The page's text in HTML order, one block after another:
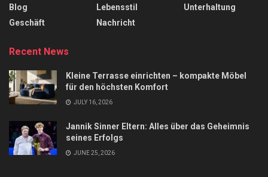
Blog
Geschäft
Lebensstil
Nachricht
Unterhaltung
Recent News
Kleine Terrasse einrichten – kompakte Möbel
für den höchsten Komfort
JULY 16, 2026
Jannik Sinner Eltern: Alles über das Geheimnis
seines Erfolgs
JUNE 25, 2026